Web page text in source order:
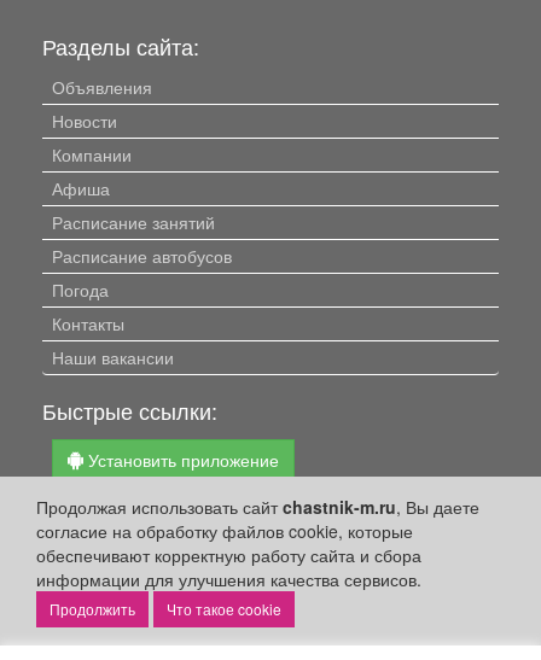
Продолжая использовать сайтchastnik-m.ru, Вы даете
согласие на обработку файлов cookie, которые
обеспечивают корректную работу сайта и сбора
информации для улучшения качества сервисов.
Что такое cookie
Разделы сайта:
Объявления
Новости
Компании
Афиша
Расписание занятий
Расписание автобусов
Погода
Контакты
Наши вакансии
Быстрые ссылки:
Установить приложение
Личный кабинет
Подать объявление
Подать объявление в газету
Поздравить